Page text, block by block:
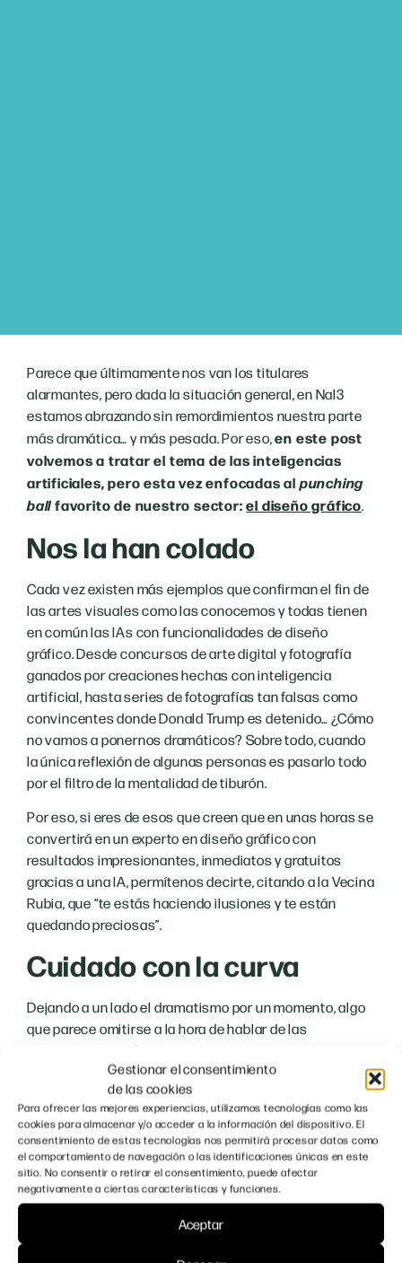
Gestionar el consentimiento
de las cookies
Para ofrecer las mejores experiencias, utilizamos tecnologías como las
cookies para almacenar y/o acceder a la información del dispositivo. El
consentimiento de estas tecnologías nos permitirá procesar datos como
el comportamiento de navegación o las identificaciones únicas en este
sitio. No consentir o retirar el consentimiento, puede afectar
negativamente a ciertas características y funciones.
Aceptar
Parece que últimamente nos van los titulares
alarmantes, pero dada la situación general, en Nal3
estamos abrazando sin remordimientos nuestra parte
más dramática… y más pesada. Por eso,en este post
volvemos a tratar el tema de las inteligencias
artificiales, pero esta vez enfocadas alpunching
ballfavorito de nuestro sector:el diseño gráfico.
Nos la han colado
Cada vez existen más ejemplos que confirman el fin de
las artes visuales como las conocemos y todas tienen
en común las IAs con funcionalidades de diseño
gráfico. Desde concursos de arte digital y fotografía
ganados por creaciones hechas con inteligencia
artificial, hasta series de fotografías tan falsas como
convincentes donde Donald Trump es detenido… ¿Cómo
no vamos a ponernos dramáticos? Sobre todo, cuando
la única reflexión de algunas personas es pasarlo todo
por el filtro de la mentalidad de tiburón.
Por eso, si eres de esos que creen que en unas horas se
convertirá en un experto en diseño gráfico con
resultados impresionantes, inmediatos y gratuitos
gracias a una IA, permítenos decirte, citando a la Vecina
Rubia, que “te estás haciendo ilusiones y te están
quedando preciosas”.
Cuidado con la curva
Dejando a un lado el dramatismo por un momento, algo
que parece omitirse a la hora de hablar de las
inteligencias artificiales es la curva de aprendizaje
necesaria. Antes, la edición exitosa de imágenes
pasaba por un uso experto de programas de diseño
gráfico, ahora necesita del dominio de IAs como
Midjourney o Dall·e 2.
Mientras que Photoshop posee un paquete de
herramientas extenso que el usuario selecciona y
las IAs más populares y que mejores resultados
proporciona— se emplean comandos escritos llamados